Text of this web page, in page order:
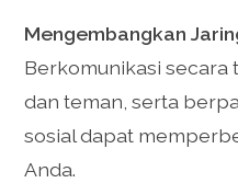
Mengembangkan
Berkomunikasi
dan teman, serta
sosial dapat
Anda.